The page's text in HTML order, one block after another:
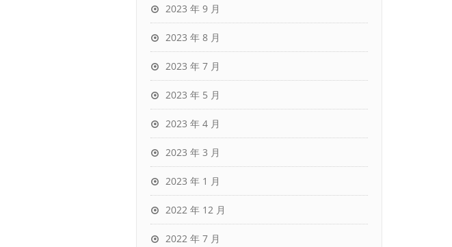
2023 年 9 月
2023 年 8 月
2023 年 7 月
2023 年 5 月
2023 年 4 月
2023 年 3 月
2023 年 1 月
2022 年 12 月
2022 年 7 月